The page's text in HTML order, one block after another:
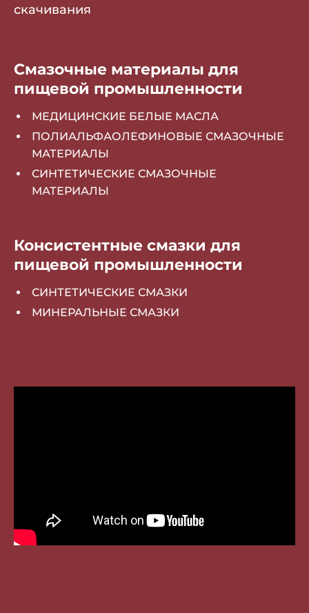
скачивания
Смазочные материалы для
пищевой промышленности
МЕДИЦИНСКИЕ БЕЛЫЕ МАСЛА
ПОЛИАЛЬФАОЛЕФИНОВЫЕ СМАЗОЧНЫЕ
МАТЕРИАЛЫ
СИНТЕТИЧЕСКИЕ СМАЗОЧНЫЕ
МАТЕРИАЛЫ
Консистентные смазки для
пищевой промышленности
СИНТЕТИЧЕСКИЕ СМАЗКИ
МИНЕРАЛЬНЫЕ СМАЗКИ